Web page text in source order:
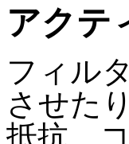
アクテ
フィル
させた
抵抗、